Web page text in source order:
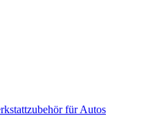
für Autos